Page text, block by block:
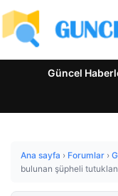
Güncel
Ana sayfa › Forumlar ›
bulunan şüpheli